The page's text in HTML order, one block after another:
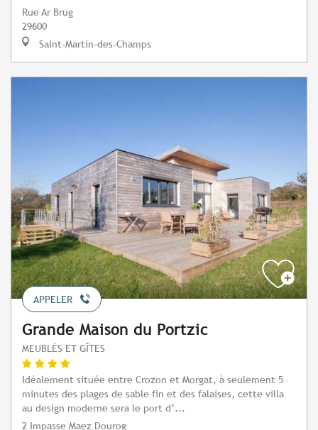
Rue Ar Brug
29600
Saint-Martin-des-Champs
APPELER
Grande Maison du Portzic
MEUBLÉS ET GÎTES
Idéalement située entre Crozon et Morgat, à seulement 5
minutes des plages de sable fin et des falaises, cette villa
au design moderne sera le port d’...
2 Impasse Maez Dourog